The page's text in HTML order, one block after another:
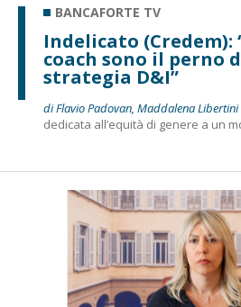
BANCAFORTE TV
Indelicato (Credem):
coach sono il perno
strategia D&I”
di Flavio Padovan, Maddalena
dedicata all’equità di genere a un